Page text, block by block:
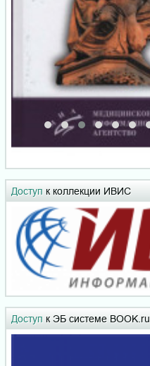
Доступ к коллекции ИВИС
Доступ к ЭБ системе BOOK.ru